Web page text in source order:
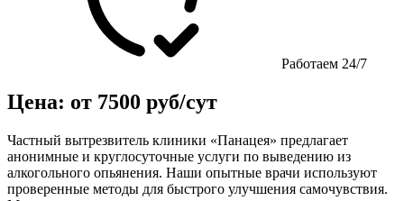
Работаем 24/7
Цена: от 7500 руб/сут
Частный вытрезвитель клиники «Панацея» предлагает
анонимные и круглосуточные услуги по выведению из
алкогольного опьянения. Наши опытные врачи используют
проверенные методы для быстрого улучшения самочувствия.